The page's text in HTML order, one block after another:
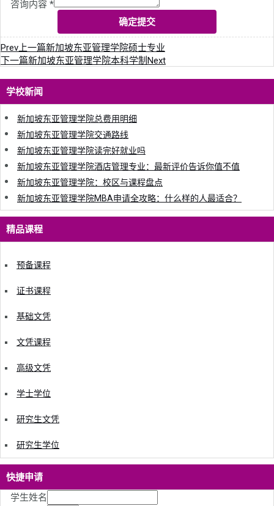
咨询内容 *
确定提交
Prev上一篇新加坡东亚管理学院硕士专业
下一篇新加坡东亚管理学院本科学制Next
学校新闻
新加坡东亚管理学院总费用明细
新加坡东亚管理学院交通路线
新加坡东亚管理学院读完好就业吗
新加坡东亚管理学院酒店管理专业：最新评价告诉你值不值
新加坡东亚管理学院：校区与课程盘点
新加坡东亚管理学院MBA申请全攻略：什么样的人最适合？
精品课程
预备课程
证书课程
基础文凭
文凭课程
高级文凭
学士学位
研究生文凭
研究生学位
快捷申请
学生姓名